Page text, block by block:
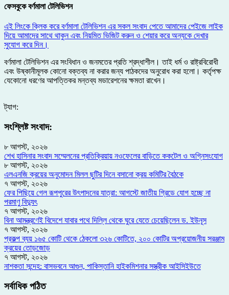
ফেসবুকে বর্ণমালা টেলিভিশন
এই লিংকে ক্লিক করে বর্ণমালা টেলিভিশন এর সকল সংবাদ পেতে আমাদের পেইজে লাইক
দিয়ে আমাদের সাথে থাকুন এবং নিয়মিত ভিজিট করুন ও শেয়ার করে অন্যকে দেখার
সুযোগ করে দিন।
বর্ণমালা টেলিভিশন এর সংবিধান ও জনমতের প্রতি শ্রদ্ধাশীল। তাই ধর্ম ও রাষ্ট্রবিরোধী
এবং উষ্কানীমূলক কোনো বক্তব্য না করার জন্য পাঠকদের অনুরোধ করা হলো। কর্তৃপক্ষ
যেকোনো ধরণের আপত্তিকর মন্তব্য মডারেশনের ক্ষমতা রাখেন।
ট্যাগ:
সংশ্লিষ্ট সংবাদ:
৮ আগস্ট, ২০২৬
শেখ হাসিনার সংবাদ সম্মেলনের প্রতিক্রিয়ায় নওফেলের বাড়িতে ককটেল ও অগ্নিসংযোগ
৮ আগস্ট, ২০২৬
এলএনজি ক্রয়ের অনুমোদন মিলল ছুটির দিনে বসানো ক্রয় কমিটির বৈঠকে
৭ আগস্ট, ২০২৬
ফের পিছিয়ে গেল রূপপুরের উৎপাদনের যাত্রা: আগস্টে জাতীয় গ্রিডে যোগ হচ্ছে না
পরমাণু বিদ্যুৎ
৭ আগস্ট, ২০২৬
বিনা আমন্ত্রণেই বিদেশে যাবার পথে দিল্লি থেকে ঘুরে যেতে চেয়েছিলেন ড. ইউনূস
৭ আগস্ট, ২০২৬
প্রকল্প ব্যয় ১৬৫ কোটি থেকে ঠেকলো ৩২৬ কোটিতে, ২০০ কোটির অপ্রয়োজনীয় সরঞ্জাম
ক্রয়ের তোড়জোড়
৭ আগস্ট, ২০২৬
নাশকতা সন্দেহ: বাসভবনে আগুন, পাকিস্তানি হাইকমিশনার সস্ত্রীক আইসিইউতে
সর্বাধিক পঠিত